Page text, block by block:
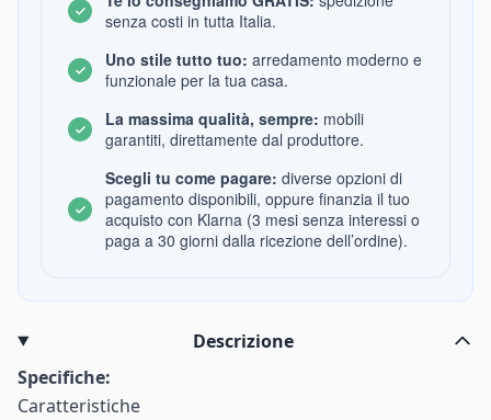
senza costi in tutta Italia.
Uno stile tutto tuo: arredamento moderno e
funzionale per la tua casa.
La massima qualità, sempre: mobili
garantiti, direttamente dal produttore.
Scegli tu come pagare: diverse opzioni di
pagamento disponibili, oppure finanzia il tuo
acquisto con Klarna (3 mesi senza interessi o
paga a 30 giorni dalla ricezione dell’ordine).
Descrizione
Specifiche:
Caratteristiche